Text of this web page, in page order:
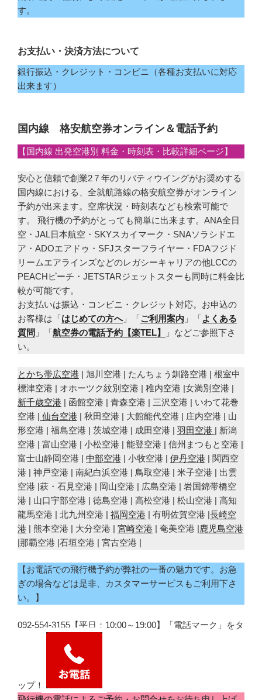
す。
お支払い・決済方法について
銀行振込・クレジット・コンビニ（各種お支払いに対応
出来ます）
国内線 格安航空券オンライン＆電話予約
【国内線 出発空港別 料金・時刻表・比較詳細ページ】
安心と信頼で創業2７年のリバティウイングがお奨めする
国内線における、全就航路線の格安航空券がオンライン
予約が出来ます。空席状況・時刻表なども検索可能で
す。 飛行機の予約がとっても簡単に出来ます。ANA全日
空・JAL日本航空・SKYスカイマーク・SNAソラシドエ
ア・ADOエアドゥ・SFJスターフライヤー・FDAフジド
リームエアラインズなどのレガシーキャリアの他LCCの
PEACHピーチ・JETSTARジェットスターも同時に料金比
較が可能です。
お支払いは振込・コンビニ・クレジット対応。お申込の
お客様は「はじめての方へ」「ご利用案内 」「よくある
質問 」「航空券の電話予約【楽TEL】
」などご参照下さ
い。
とかち帯広空港 | 旭川空港 | たんちょう釧路空港 | 根室中
標津空港 | オホーツク紋別空港 | 稚内空港 |女満別空港 |
新千歳空港 | 函館空港 | 青森空港 | 三沢空港 | いわて花巻
空港 | 仙台空港 | 秋田空港 | 大館能代空港 | 庄内空港 | 山
形空港 | 福島空港 | 茨城空港 | 成田空港 | 羽田空港 | 新潟
空港 | 富山空港 | 小松空港 | 能登空港 | 信州まつもと空港 |
富士山静岡空港 | 中部空港 | 小牧空港 | 伊丹空港 | 関西空
港 | 神戸空港 | 南紀白浜空港 | 鳥取空港 | 米子空港 | 出雲
空港 |萩・石見空港 | 岡山空港 | 広島空港 | 岩国錦帯橋空
港 | 山口宇部空港 | 徳島空港 | 高松空港 | 松山空港 | 高知
龍馬空港 | 北九州空港 | 福岡空港 | 有明佐賀空港 |長崎空
港 | 熊本空港 | 大分空港 | 宮崎空港 | 奄美空港 |鹿児島空港
|那覇空港 |石垣空港 | 宮古空港 |
【お電話での飛行機予約が弊社の一番の魅力です。お急
ぎの場合などは是非、カスタマーサービスもご利用下さ
い。】
092-554-3155【平日：10:00～19:00】「電話マーク」をタ
ップ！